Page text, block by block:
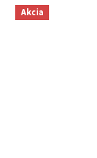
Akcia